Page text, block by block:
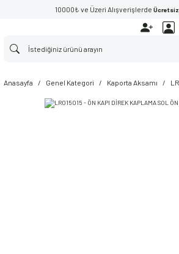
10000₺ ve Üzeri Alışverişlerde Ücretsiz
Anasayfa Genel Kategori Kaporta Aksamı